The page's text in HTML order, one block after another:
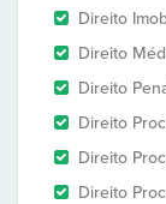
Direito
Direito
Direito
Direito
Direito
Direito